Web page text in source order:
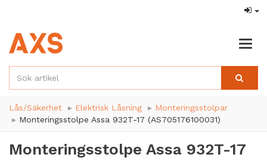
Lås/Säkerhet Elektrisk Låsning
Monteringsstolpar
Monteringsstolpe Assa 932T-17 (AS705176100031)
Monteringsstolpe Assa 932T-17